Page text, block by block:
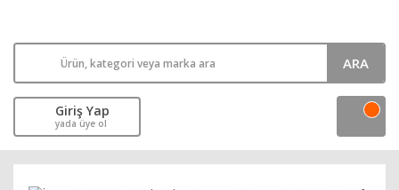
ARA
Giriş Yap
yada üye ol